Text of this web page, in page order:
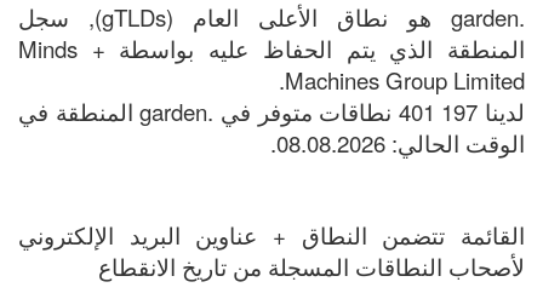
.garden هو نطاق الأعلى العام (gTLDs), سجل
المنطقة الذي يتم الحفاظ عليه بواسطة Minds +
Machines Group Limited.
لدينا 197 401 نطاقات متوفر في .garden المنطقة في
الوقت الحالي: 08.08.2026.
القائمة تتضمن النطاق + عناوين البريد الإلكتروني
لأصحاب النطاقات المسجلة من تاريخ الانقطاع